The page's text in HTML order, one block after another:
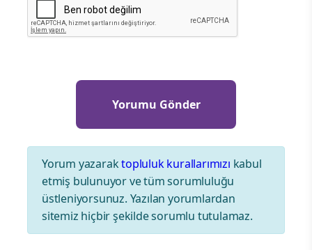
Yorum yazaraktopluluk kurallarımızı kabul
etmiş bulunuyor ve tüm sorumluluğu
üstleniyorsunuz. Yazılan yorumlardan
sitemiz hiçbir şekilde sorumlu tutulamaz.